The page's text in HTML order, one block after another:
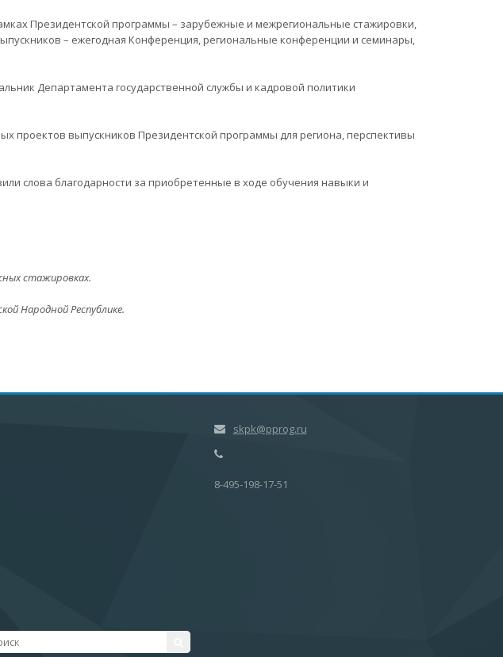
Президентской программы – зарубежные и межрегиональные стажировки,
– ежегодная Конференция, региональные конференции и семинары,
Департамента государственной службы и кадровой политики
проектов выпускников Президентской программы для региона, перспективы
слова благодарности за приобретенные в ходе обучения навыки и
стажировках.
Народной Республике.
skpk@pprog.ru
8-495-198-17-51